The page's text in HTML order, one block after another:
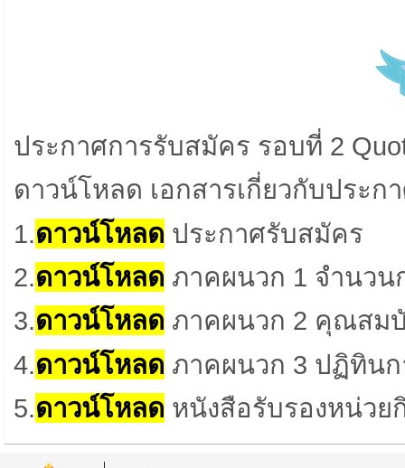
ประกาศการรับสมัคร รอบที่ 2
ดาวน์โหลด เอกสารเกี่ยวกับประก
1.ดาวน์โหลด ประกาศรับสมัคร
2.ดาวน์โหลด ภาคผนวก 1 จำนว
3.ดาวน์โหลด ภาคผนวก 2 คุณสม
4.ดาวน์โหลด ภาคผนวก 3 ปฏิทิน
5.ดาวน์โหลด หนังสือรับรองหน่วย